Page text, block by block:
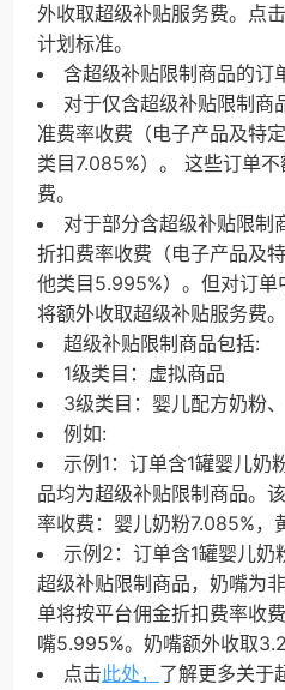
外收取超级补贴服务费。点击
计划标准。
含超级补贴限制商品的订
对于仅含超级补贴限制商
准费率收费（电子产品及特
类 目7.085%）。 这些订单
费。
对于部分含超级补贴限制
折扣费率收费（电子产品及
他类 目 5.995%）。但对订单
将额外收取超级补贴服务费。
超级补贴限制商品包括:
1级类目：虚拟商品
3级类目：婴儿配方奶粉
例如:
示例 1：订单含1罐婴儿奶
品均为超级补贴限制商品。
率收费：婴儿奶粉7.085%，
示例 2：订单含1罐婴儿奶
超级补贴限制商品，奶嘴为
单将按平台佣金折扣费率收
嘴5.995%。奶嘴额外收取
点击此处， 了解更多关于